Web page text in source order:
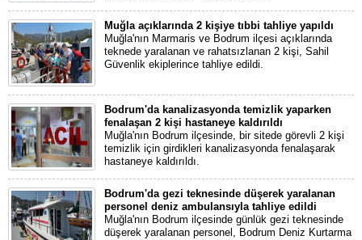
Muğla açıklarında 2 kişiye tıbbi tahliye yapıldı
Muğla'nın Marmaris ve Bodrum ilçesi açıklarında
teknede yaralanan ve rahatsızlanan 2 kişi, Sahil
Güvenlik ekiplerince tahliye edildi.
Bodrum'da kanalizasyonda temizlik yaparken
fenalaşan 2 kişi hastaneye kaldırıldı
Muğla'nın Bodrum ilçesinde, bir sitede görevli 2 kişi
temizlik için girdikleri kanalizasyonda fenalaşarak
hastaneye kaldırıldı.
Bodrum'da gezi teknesinde düşerek yaralanan
personel deniz ambulansıyla tahliye edildi
Muğla'nın Bodrum ilçesinde günlük gezi teknesinde
düşerek yaralanan personel, Bodrum Deniz Kurtarma